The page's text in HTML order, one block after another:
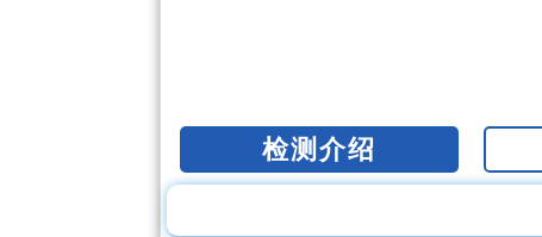
检测介绍